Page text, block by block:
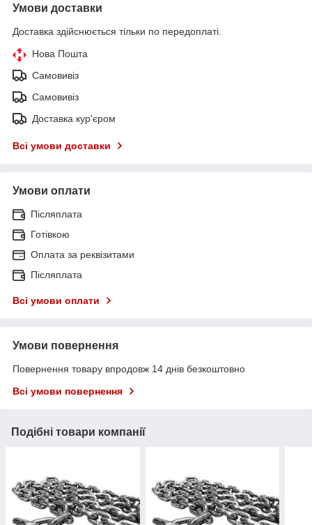
Умови доставки
Доставка здійснюється тільки по передоплаті.
Нова Пошта
Самовивіз
Самовивіз
Доставка кур'єром
Всі умови доставки
Умови оплати
Післяплата
Готівкою
Оплата за реквізитами
Післяплата
Всі умови оплати
Умови повернення
Повернення товару впродовж 14 днів безкоштовно
Всі умови повернення
Подібні товари компанії